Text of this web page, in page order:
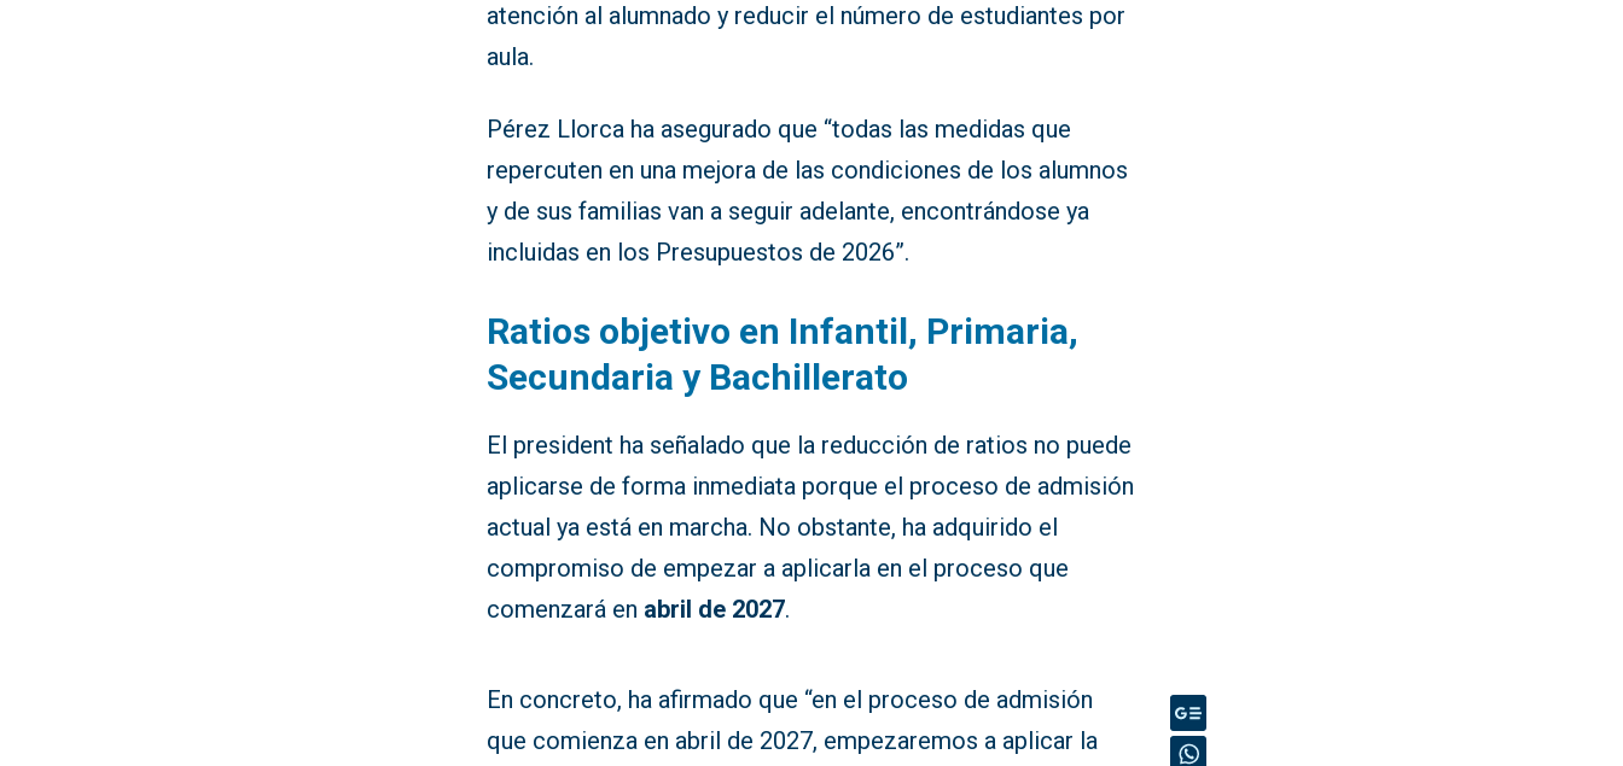
atención al alumnado y reducir el número de estudiantes por
aula.
Pérez Llorca ha asegurado que “todas las medidas que
repercuten en una mejora de las condiciones de los alumnos
y de sus familias van a seguir adelante, encontrándose ya
incluidas en los Presupuestos de 2026”.
Ratios objetivo en Infantil, Primaria,
Secundaria y Bachillerato
El president ha señalado que la reducción de ratios no puede
aplicarse de forma inmediata porque el proceso de admisión
actual ya está en marcha. No obstante, ha adquirido el
compromiso de empezar a aplicarla en el proceso que
comenzará en abril de 2027.
En concreto, ha afirmado que “en el proceso de admisión
que comienza en abril de 2027, empezaremos a aplicar la